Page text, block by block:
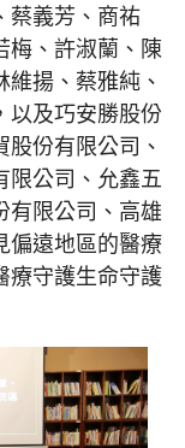
蔡義芳、商祐
梅、許淑蘭、陳
揚、蔡雅純、
以及巧安勝股份
份有限公司、
限公司、允鑫五
有限公司、高雄
偏遠地區的醫療
療守護生命守護